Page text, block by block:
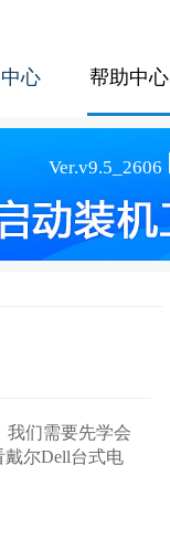
心 帮助中心
们需要先学会
尔Dell台式电